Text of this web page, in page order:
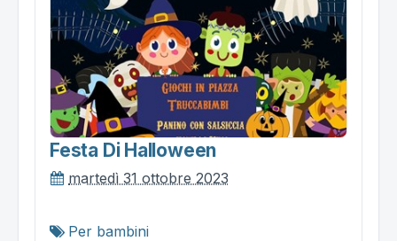
Festa Di Halloween
martedì 31 ottobre 2023
Per bambini